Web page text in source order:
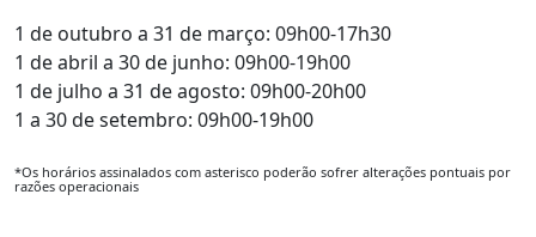
1 de outubro a 31 de março: 09h00-17h30
1 de abril a 30 de junho: 09h00-19h00
1 de julho a 31 de agosto: 09h00-20h00
1 a 30 de setembro: 09h00-19h00
*Os horários assinalados com asterisco poderão sofrer alterações pontuais por
razões operacionais